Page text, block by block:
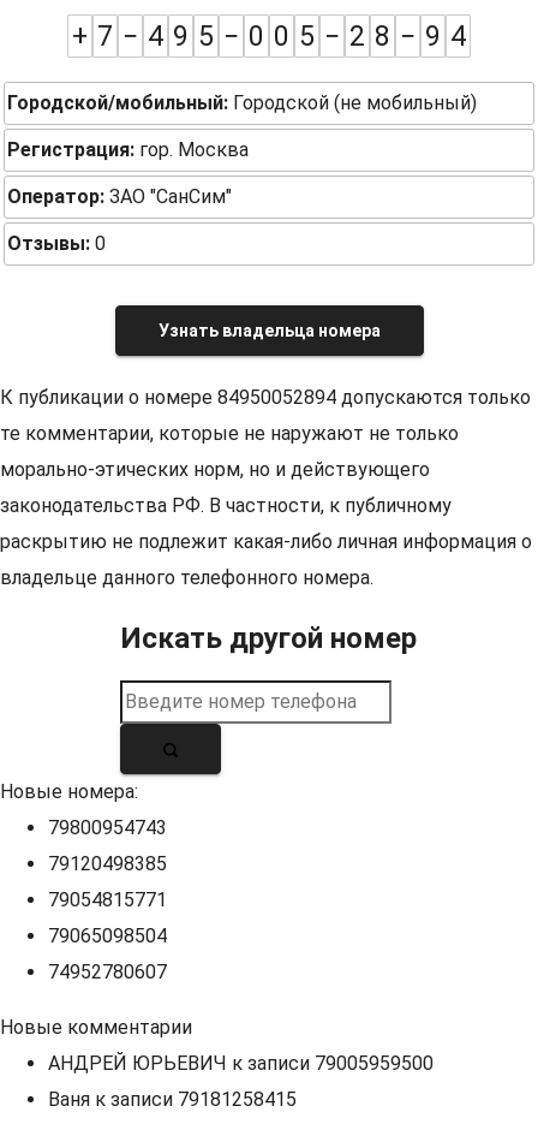
+ 7 − 4 9 5 − 0 0 5 − 2 8 − 9 4
Городской/мобильный: Городской (не мобильный)
Регистрация: гор. Москва
Оператор: ЗАО "СанСим"
Отзывы: 0
Узнать владельца номера
К публикации о номере 84950052894 допускаются только
те комментарии, которые не наружают не только
морально-этических норм, но и действующего
законодательства РФ. В частности, к публичному
раскрытию не подлежит какая-либо личная информация о
владельце данного телефонного номера.
Искать другой номер
Новые номера:
79800954743
79120498385
79054815771
79065098504
74952780607
Новые комментарии
АНДРЕЙ ЮРЬЕВИЧ к записи 79005959500
Ваня к записи 79181258415